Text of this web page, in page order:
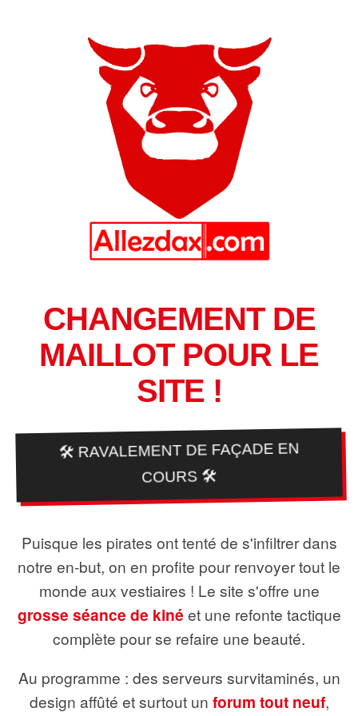
CHANGEMENT DE
MAILLOT POUR LE
SITE !
🛠️ RAVALEMENT DE FAÇADE EN
COURS 🛠️
Puisque les pirates ont tenté de s'infiltrer dans
notre en-but, on en profite pour renvoyer tout le
monde aux vestiaires ! Le site s'offre une
grosse séance de kiné et une refonte tactique
complète pour se refaire une beauté.
Au programme : des serveurs survitaminés, un
design affûté et surtout un forum tout neuf,